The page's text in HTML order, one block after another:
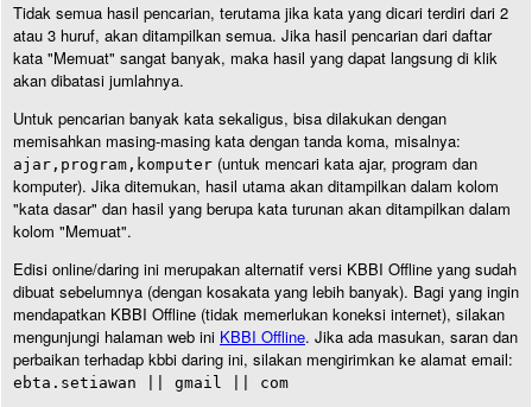
Tidak semua hasil pencarian, terutama jika kata yang dicari terdiri dari 2
atau 3 huruf, akan ditampilkan semua. Jika hasil pencarian dari daftar
kata "Memuat" sangat banyak, maka hasil yang dapat langsung di klik
akan dibatasi jumlahnya.
Untuk pencarian banyak kata sekaligus, bisa dilakukan dengan
memisahkan masing-masing kata dengan tanda koma, misalnya:
ajar,program,komputer (untuk mencari kata ajar, program dan
komputer). Jika ditemukan, hasil utama akan ditampilkan dalam kolom
"kata dasar" dan hasil yang berupa kata turunan akan ditampilkan dalam
kolom "Memuat".
Edisi online/daring ini merupakan alternatif versi KBBI Offline yang sudah
dibuat sebelumnya (dengan kosakata yang lebih banyak). Bagi yang ingin
mendapatkan KBBI Offline (tidak memerlukan koneksi internet), silakan
mengunjungi halaman web ini KBBI Offline. Jika ada masukan, saran dan
perbaikan terhadap kbbi daring ini, silakan mengirimkan ke alamat email:
ebta.setiawan || gmail || com